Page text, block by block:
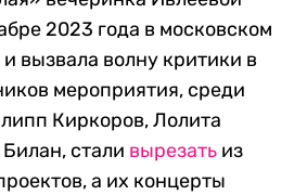
2023 года в московском
вызвала волну критики в
мероприятия, среди
Киркоров, Лолита
стали вырезать из
а их концерты